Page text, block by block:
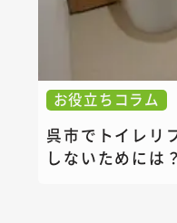
お役立ちコラム
呉市でトイレリ
しないためには？